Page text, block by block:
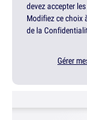
devez accepter
Modifiez ce choix
de la
Gérer